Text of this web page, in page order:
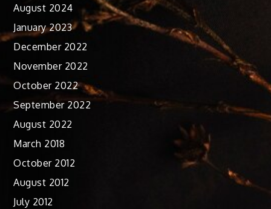
August 2024
January 2023
December 2022
November 2022
October 2022
September 2022
August 2022
March 2018
October 2012
August 2012
July 2012